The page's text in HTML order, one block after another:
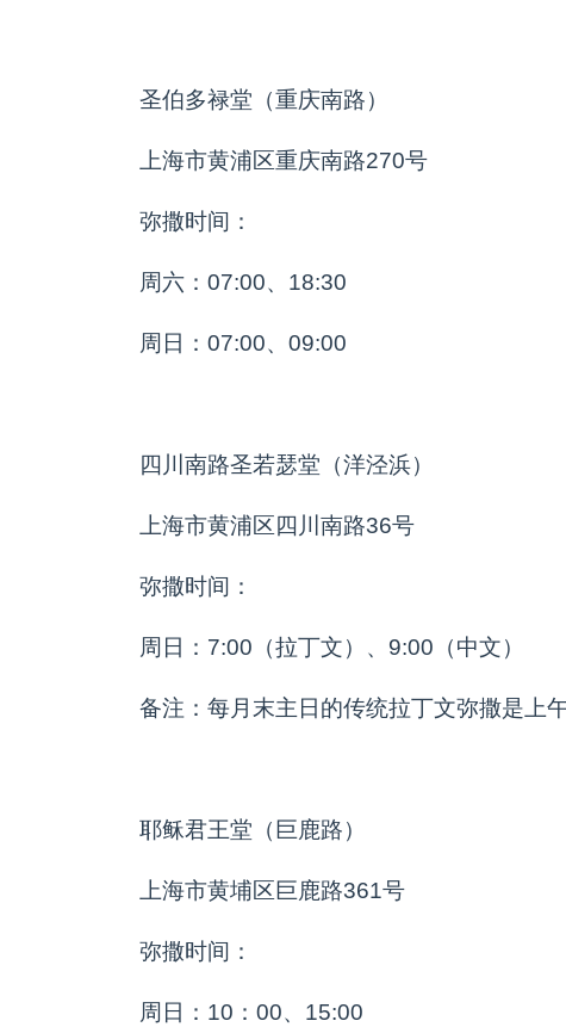
圣伯多禄堂（重庆南路）
上海市黄浦区重庆南路270号
弥撒时间：
周六：07:00、18:30
周日：07:00、09:00
四川南路圣若瑟堂（洋泾浜）
上海市黄浦区四川南路36号
弥撒时间：
周日：7:00（拉丁文）、9:00（中文）
备注：每月末主日的传统拉丁文弥撒是上
耶稣君王堂（巨鹿路）
上海市黄埔区巨鹿路361号
弥撒时间：
周日：10：00、15:00